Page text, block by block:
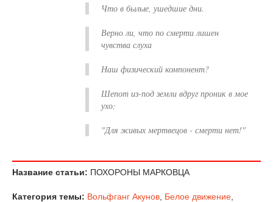
Что в былые, ушедшие дни.
Верно ли, что по смерти лишен
чувства слуха
Наш физический компонент?
Шепот из-под земли вдруг проник в мое
ухо:
"Для живых мертвецов - смерти нет!"
Название статьи: ПОХОРОНЫ МАРКОВЦА
Категория темы: Вольфганг Акунов Белое движение